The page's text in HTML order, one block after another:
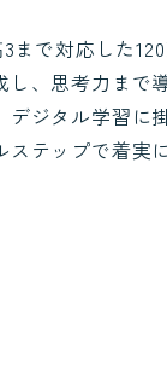
まで対応した
、思考力まで
ジタル学習に
テップで着実